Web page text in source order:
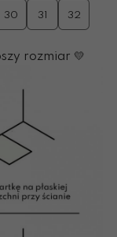
30 31 32
rozmiar 💛